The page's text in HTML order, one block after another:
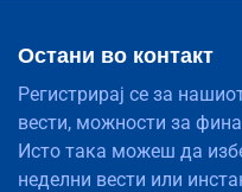
Остани во контакт
Регистрирај се за
вести, можности за
Исто така можеш да
неделни вести или